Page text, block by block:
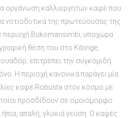
οργάνωση καλλιεργητών καφέ που
νοτιοδυτικά της πρωτεύουσας της
περιοχή Bukomansimbi, υποχώρα
θέση του στο Kibinge,
επιτρέπει την συγκομιδή
Η περιοχή κανονικά παράγει μία
καφέ Robusta στον κόσμο με
προσδίδουν σε ομοιόμορφο
ήπια, απαλή, γλυκιά γεύση. Ο καφές